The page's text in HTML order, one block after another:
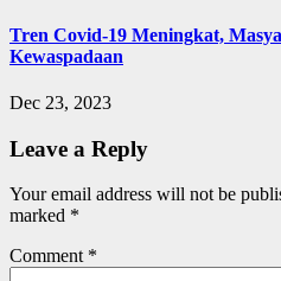
Tren Covid-19 Meningkat,
Kewaspadaan
Dec 23, 2023
Leave a Reply
Your email address will not be
marked *
Comment *